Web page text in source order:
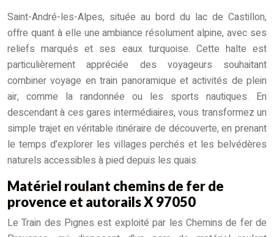
Saint-André-les-Alpes, située au bord du lac de Castillon,
offre quant à elle une ambiance résolument alpine, avec ses
reliefs marqués et ses eaux turquoise. Cette halte est
particulièrement appréciée des voyageurs souhaitant
combiner voyage en train panoramique et activités de plein
air, comme la randonnée ou les sports nautiques. En
descendant à ces gares intermédiaires, vous transformez un
simple trajet en véritable itinéraire de découverte, en prenant
le temps d’explorer les villages perchés et les belvédères
naturels accessibles à pied depuis les quais.
Matériel roulant chemins de fer de
provence et autorails X 97050
Le Train des Pignes est exploité par les Chemins de fer de